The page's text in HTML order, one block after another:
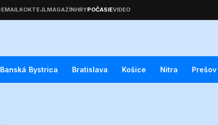
Banská Bystrica Bratislava Košice Nitra Prešov